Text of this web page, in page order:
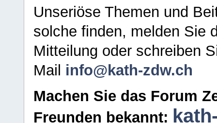
Unseriöse Themen und
solche finden, melden Sie
Mitteilung oder schreiben
Mail info@kath-zdw.ch
Machen Sie das Forum
Freunden bekannt: